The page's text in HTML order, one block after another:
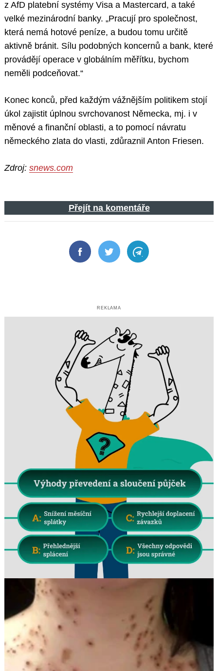
z AfD platební systémy Visa a Mastercard, a také
velké mezinárodní banky. „Pracují pro společnost,
která nemá hotové peníze, a budou tomu určitě
aktivně bránit. Sílu podobných koncernů a bank, které
provádějí operace v globálním měřítku, bychom
neměli podceňovat.“
Konec konců, před každým vážnějším politikem stojí
úkol zajistit úplnou svrchovanost Německa, mj. i v
měnové a finanční oblasti, a to pomocí návratu
německého zlata do vlasti, zdůraznil Anton Friesen.
Zdroj: snews.com
Přejít na komentáře
FacebookTwitter Telegram
REKLAMA